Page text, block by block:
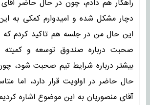
راهکار هم دادم، چون در حال حاضر
دچار مشکل شده و امیدوارم کمکی به
این حال من در جلسه هم تاکید کردم
صحبت درباره صندوق توسعه و کمیته
بیشتر درباره شرایط تیم صحبت شود،
حال حاضر در اولویت قرار دارد، اما
آقای منصوریان به این موضوع اشاره